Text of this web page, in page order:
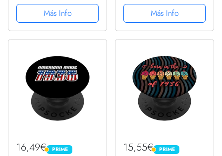
PopSockets PopGrip
Intercambiable
Más Info
Intercambiable
Más Info
16,49€ PRIME
PRIME 15,55€ PRIME
PRIME